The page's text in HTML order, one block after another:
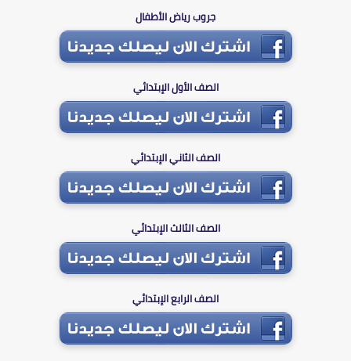
جروب رياض الأطفال
الصف الأول الإبتدائي
الصف الثاني الإبتدائي
الصف الثالث الإبتدائي
الصف الرابع الإبتدائي